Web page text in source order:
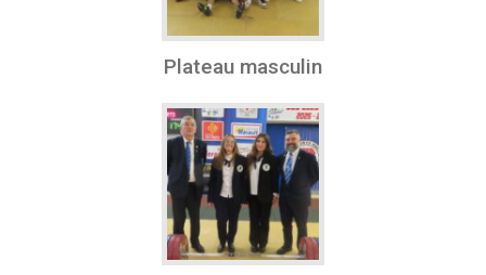
Plateau masculin